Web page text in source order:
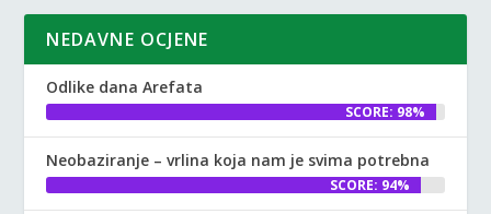
NEDAVNE OCJENE
Odlike dana Arefata
SCORE: 98%
Neobaziranje – vrlina koja nam je svima potrebna
SCORE: 94%